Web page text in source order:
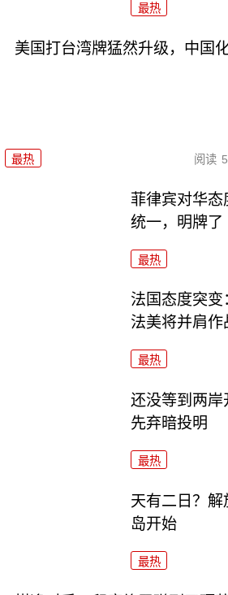
最热
美国打台湾牌猛然升级，中国
最热 阅读
菲律宾对华
统一，明牌了
最热
法国态度突变
法美将并肩作
最热
还没等到两岸
先弃暗投明
最热
天有二日？
岛开始
最热